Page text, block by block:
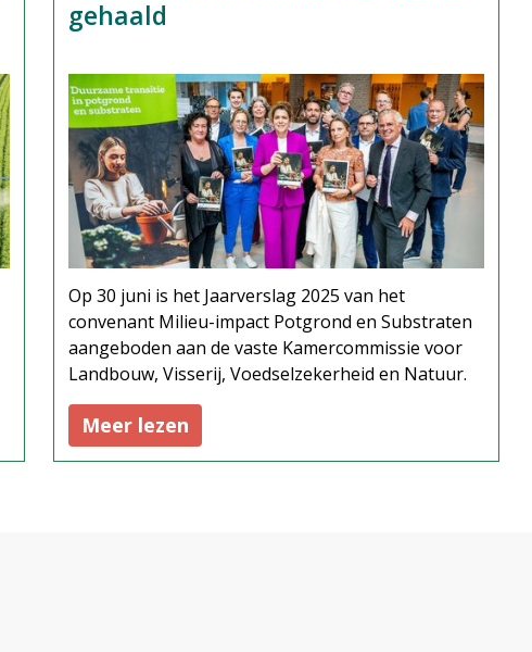
gehaald
Op 30 juni is het Jaarverslag 2025 van het
convenant Milieu-impact Potgrond en Substraten
aangeboden aan de vaste Kamercommissie voor
Landbouw, Visserij, Voedselzekerheid en Natuur.
Meer lezen